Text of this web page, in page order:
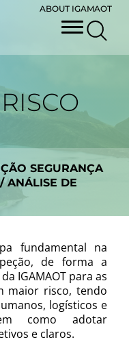
ABOUT IGAMAOT
SEGURANÇA
/ ANÁLISE DE
fundamental na
de forma a
IGAMAOT para as
maior risco, tendo
logísticos e
como adotar
e claros.